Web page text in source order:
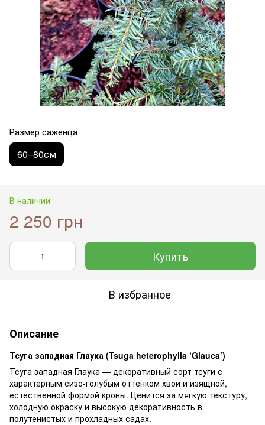
Размер саженца
60–80см
В наличии
2 250 грн
Купить
В избранное
Описание
Тсуга западная Глаука (Tsuga heterophylla ‘Glauca’)
Тсуга западная Глаука — декоративный сорт тсуги с
характерным сизо-голубым оттенком хвои и изящной,
естественной формой кроны. Ценится за мягкую текстуру,
холодную окраску и высокую декоративность в
полутенистых и прохладных садах.